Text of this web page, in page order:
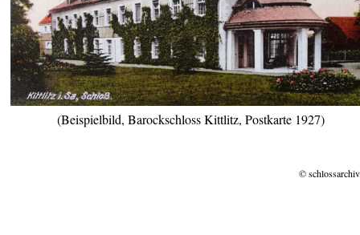
(Beispielbild, Barockschloss Kittlitz, Postkarte 1927)
©